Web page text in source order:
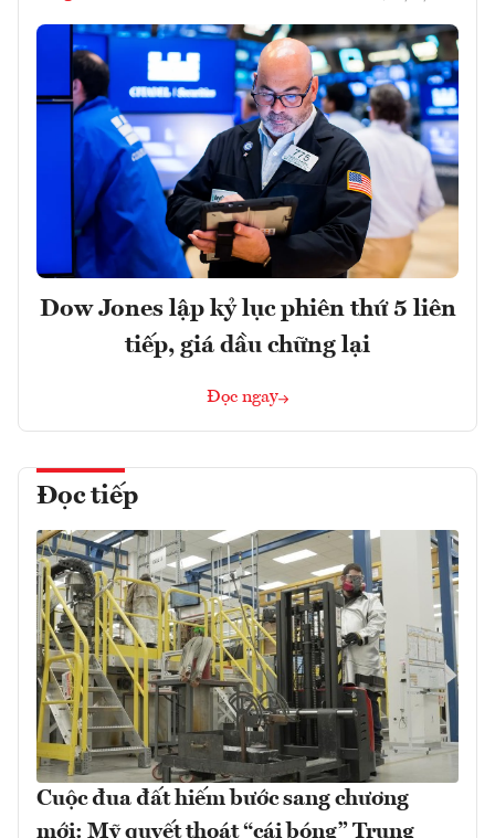
Dow Jones lập kỷ lục phiên thứ 5 liên
tiếp, giá dầu chững lại
Đọc ngay
Đọc tiếp
Cuộc đua đất hiếm bước sang chương
mới: Mỹ quyết thoát “cái bóng” Trung